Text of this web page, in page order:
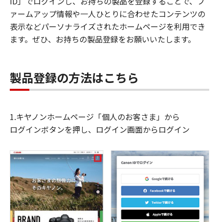
ァームアップ情報や一人ひとりに合わせたコンテンツの
表示などパーソナライズされたホームページを利用でき
ます。ぜひ、お持ちの製品登録をお願いいたします。
製品登録の方法はこちら
1.キヤノンホームページ「個人のお客さま」から
ログインボタンを押し、ログイン画面からログイン